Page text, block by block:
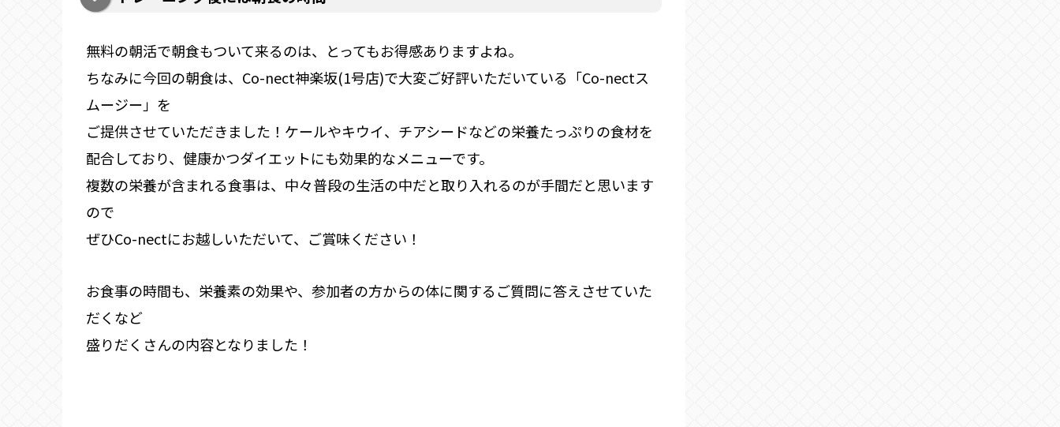
無料の朝活で朝食もついて来るのは、とってもお得感ありますよね。
ちなみに今回の朝食は、Co-nect神楽坂(1号店)で大変ご好評いただいている「Co-nectス
ムージー」を
ご提供させていただきました！ケールやキウイ、チアシードなどの栄養たっぷりの食材を
配合しており、健康かつダイエットにも効果的なメニューです。
複数の栄養が含まれる食事は、中々普段の生活の中だと取り入れるのが手間だと思います
ので
ぜひCo-nectにお越しいただいて、ご賞味ください！
お食事の時間も、栄養素の効果や、参加者の方からの体に関するご質問に答えさせていた
だくなど
盛りだくさんの内容となりました！